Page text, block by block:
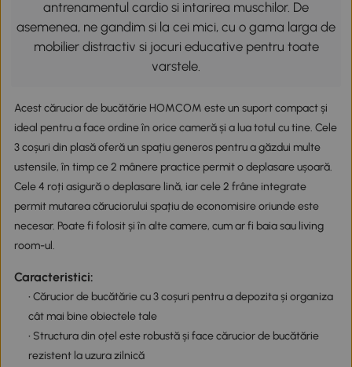
antrenamentul cardio si intarirea muschilor. De
asemenea, ne gandim si la cei mici, cu o gama larga de
mobilier distractiv si jocuri educative pentru toate
varstele.
Acest cărucior de bucătărie HOMCOM este un suport compact și
ideal pentru a face ordine în orice cameră și a lua totul cu tine. Cele
3 coșuri din plasă oferă un spațiu generos pentru a găzdui multe
ustensile, în timp ce 2 mânere practice permit o deplasare ușoară.
Cele 4 roți asigură o deplasare lină, iar cele 2 frâne integrate
permit mutarea căruciorului spațiu de economisire oriunde este
necesar. Poate fi folosit și în alte camere, cum ar fi baia sau living
room-ul.
Caracteristici:
• Cărucior de bucătărie cu 3 coșuri pentru a depozita și organiza
cât mai bine obiectele tale
• Structura din oțel este robustă și face cărucior de bucătărie
rezistent la uzura zilnică